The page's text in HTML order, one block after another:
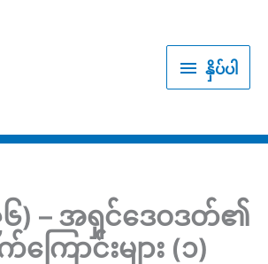
နှိပ် နှိပ်ပါ
) – အရှင်ဒေဝဒတ်၏
ြောင်းများ (၁)